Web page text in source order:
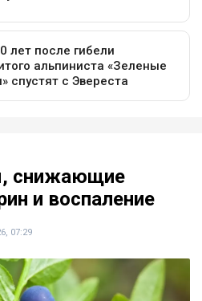
снижающие
и воспаление
07:29